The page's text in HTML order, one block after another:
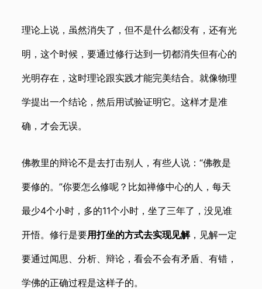
理论上说，虽然消失了，但不是什么都没有，还有光
明，这个时候，要通过修行达到一切都消失但有心的
光明存在，这时理论跟实践才能完美结合。就像物理
学提出一个结论，然后用试验证明它。这样才是准
确，才会无误。
佛教里的辩论不是去打击别人，有些人说：“佛教是
要修的。”你要怎么修呢？比如禅修中心的人，每天
最少4个小时，多的11个小时，坐了三年了，没见谁
开悟。修行是要用打坐的方式去实现见解，见解一定
要通过闻思、分析、辩论，看会不会有矛盾、有错，
学佛的正确过程是这样子的。